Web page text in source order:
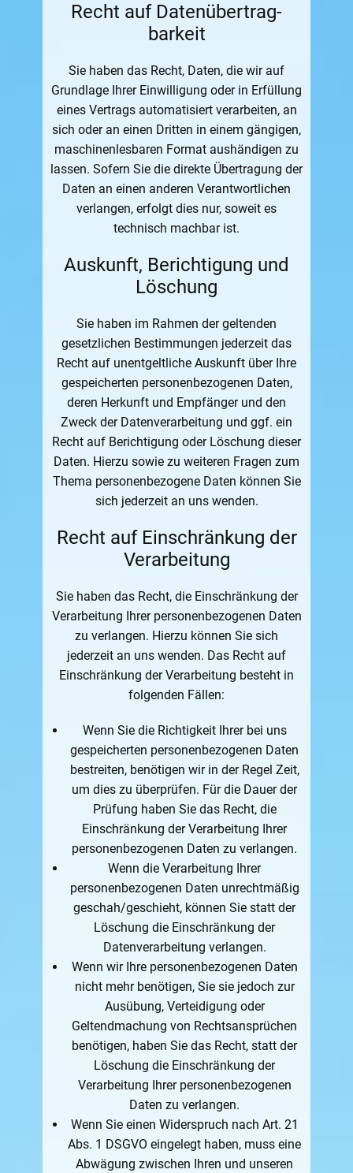
Recht auf Daten­übertrag­
barkeit
Sie haben das Recht, Daten, die wir auf
Grundlage Ihrer Einwilligung oder in Erfüllung
eines Vertrags automatisiert verarbeiten, an
sich oder an einen Dritten in einem gängigen,
maschinenlesbaren Format aushändigen zu
lassen. Sofern Sie die direkte Übertragung der
Daten an einen anderen Verantwortlichen
verlangen, erfolgt dies nur, soweit es
technisch machbar ist.
Auskunft, Berichtigung und
Löschung
Sie haben im Rahmen der geltenden
gesetzlichen Bestimmungen jederzeit das
Recht auf unentgeltliche Auskunft über Ihre
gespeicherten personenbezogenen Daten,
deren Herkunft und Empfänger und den
Zweck der Datenverarbeitung und ggf. ein
Recht auf Berichtigung oder Löschung dieser
Daten. Hierzu sowie zu weiteren Fragen zum
Thema personenbezogene Daten können Sie
sich jederzeit an uns wenden.
Recht auf Einschränkung der
Verarbeitung
Sie haben das Recht, die Einschränkung der
Verarbeitung Ihrer personenbezogenen Daten
zu verlangen. Hierzu können Sie sich
jederzeit an uns wenden. Das Recht auf
Einschränkung der Verarbeitung besteht in
folgenden Fällen:
Wenn Sie die Richtigkeit Ihrer bei uns
gespeicherten personenbezogenen Daten
bestreiten, benötigen wir in der Regel Zeit,
um dies zu überprüfen. Für die Dauer der
Prüfung haben Sie das Recht, die
Einschränkung der Verarbeitung Ihrer
personenbezogenen Daten zu verlangen.
Wenn die Verarbeitung Ihrer
personenbezogenen Daten unrechtmäßig
geschah/geschieht, können Sie statt der
Löschung die Einschränkung der
Datenverarbeitung verlangen.
Wenn wir Ihre personenbezogenen Daten
nicht mehr benötigen, Sie sie jedoch zur
Ausübung, Verteidigung oder
Geltendmachung von Rechtsansprüchen
benötigen, haben Sie das Recht, statt der
Löschung die Einschränkung der
Verarbeitung Ihrer personenbezogenen
Daten zu verlangen.
Wenn Sie einen Widerspruch nach Art. 21
Abs. 1 DSGVO eingelegt haben, muss eine
Abwägung zwischen Ihren und unseren